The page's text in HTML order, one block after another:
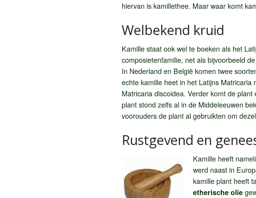
hiervan is kamillethee. Maar waar komt
Welbekend kruid
Kamille staat ook wel te boeken als het
composietenfamilie, net als bijvoorbeeld
In Nederland en België komen twee
echte kamille heet in het Latijns
Matricaria discoidea. Verder komt de
plant stond zelfs al in de Middeleeuwen
voorouders de plant al gebruikten om
Rustgevend en
Kamille heeft
werd naast in
kamille plant heeft
etherische olie